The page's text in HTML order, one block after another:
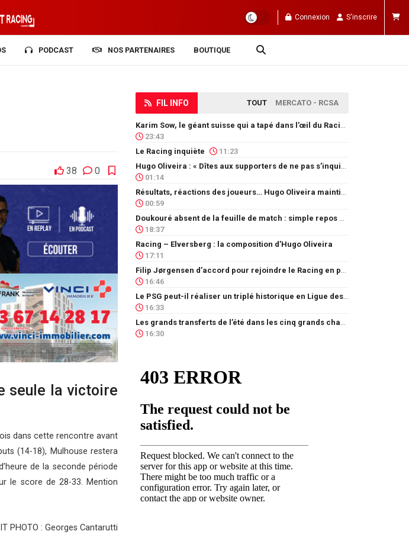
Connexion S'inscrire
PODCAST NOS PARTENAIRES BOUTIQUE
38 0
seule la victoire
dans cette rencontre avant
(14-18), Mulhouse restera
de la seconde période
le score de 28-33. Mention
PHOTO : Georges Cantarutti
FIL INFO TOUT MERCATO - RCSA
23:43
Le Racing inquiète
11:23
01:14
00:59
18:37
Racing – Elversberg : la composition d’Hugo Oliveira
17:11
16:46
16:33
16:30